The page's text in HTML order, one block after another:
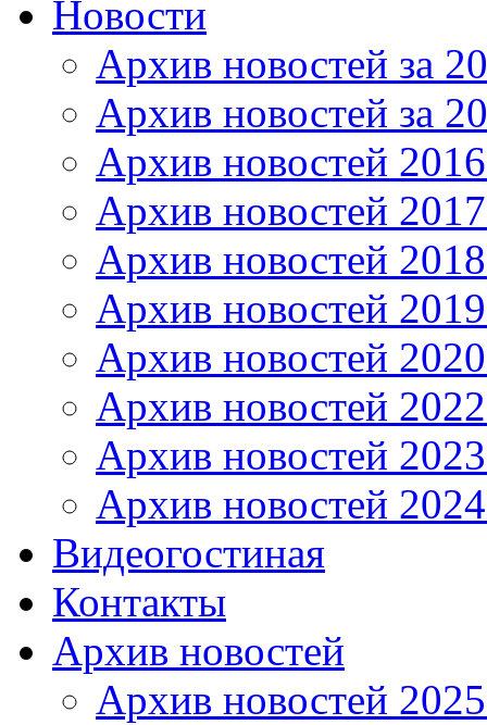
Новости
Архив новостей за
Архив новостей за
Архив новостей
Архив новостей
Архив новостей
Архив новостей
Архив новостей
Архив новостей
Архив новостей
Архив новостей
Видеогостиная
Контакты
Архив новостей
Архив новостей